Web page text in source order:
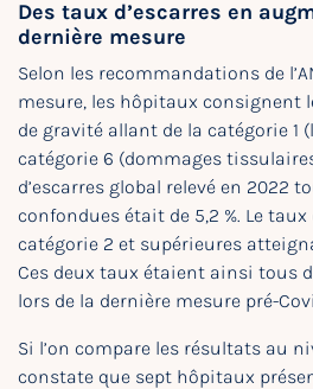
Des taux d’escarres en
dernière mesure
Selon les recommandations de
mesure, les hôpitaux consignent
de gravité allant de la catégorie 1
catégorie 6 (dommages
d’escarres global relevé en 2022
confondues était de 5,2 %. Le taux
catégorie 2 et supérieures
Ces deux taux étaient ainsi tous
lors de la dernière mesure pré-
Si l’on compare les résultats au
constate que sept hôpitaux